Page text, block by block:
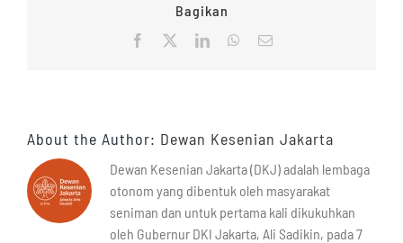
Bagikan
Facebook LinkedInWhatsApp
Email
About the Author: Dewan Kesenian Jakarta
Dewan Kesenian Jakarta (DKJ) adalah lembaga
otonom yang dibentuk oleh masyarakat
seniman dan untuk pertama kali dikukuhkan
oleh Gubernur DKI Jakarta, Ali Sadikin, pada 7